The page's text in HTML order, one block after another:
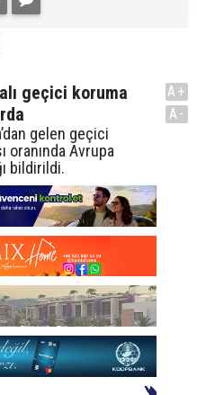
geçici koruma
gelen geçici
oranında Avrupa
bildirildi.
A+
A-